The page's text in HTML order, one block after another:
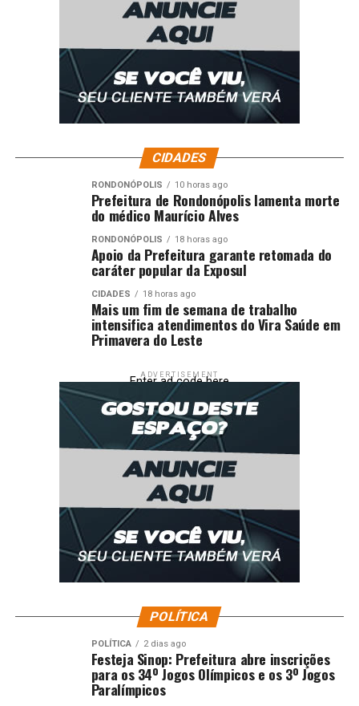
CIDADES
RONDONÓPOLIS 10 horas ago
Prefeitura de Rondonópolis lamenta morte
do médico Maurício Alves
RONDONÓPOLIS 18 horas ago
Apoio da Prefeitura garante retomada do
caráter popular da Exposul
CIDADES 18 horas ago
Mais um fim de semana de trabalho
intensifica atendimentos do Vira Saúde em
Primavera do Leste
ADVERTISEMENT
Enter ad code here
POLÍTICA
POLÍTICA 2 dias ago
Festeja Sinop: Prefeitura abre inscrições
para os 34º Jogos Olímpicos e os 3º Jogos
Paralímpicos